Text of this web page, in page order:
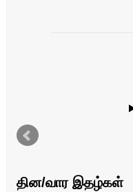
தின/வார இதழ்கள்